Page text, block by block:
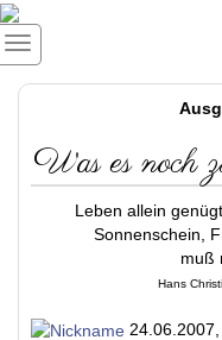
Was es noch
Leben allein
Sonnenschein,
muß
Hans